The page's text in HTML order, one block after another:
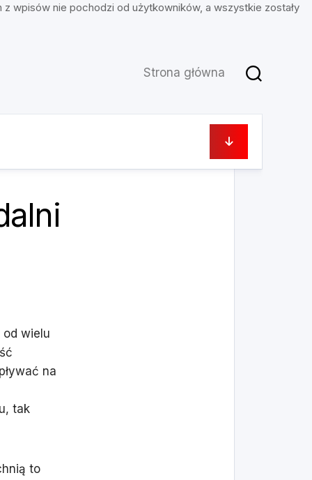
wpisów nie pochodzi od użytkowników, a wszystkie zostały
Strona główna
od wielu
na
tak
to